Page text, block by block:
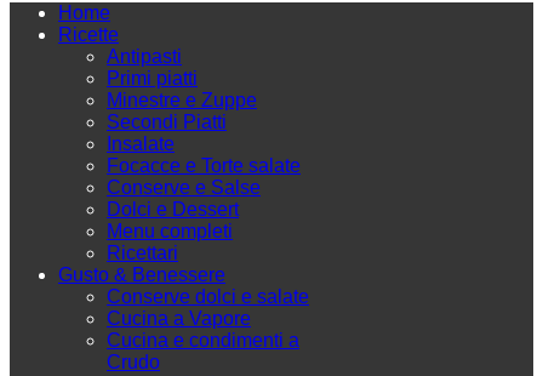
Home
Ricette
Antipasti
Primi piatti
Minestre e Zuppe
Secondi Piatti
Insalate
Focacce e Torte salate
Conserve e Salse
Dolci e Dessert
Menu completi
Ricettari
Gusto & Benessere
Conserve dolci e salate
Cucina a Vapore
Cucina e condimenti a
Crudo